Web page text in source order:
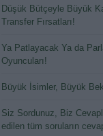
Düşük Bütçeyle Büyük
Transfer Fırsatları!
Ya Patlayacak Ya da
Oyuncuları!
Büyük İsimler, Büyük
Siz Sordunuz, Biz
edilen tüm soruların